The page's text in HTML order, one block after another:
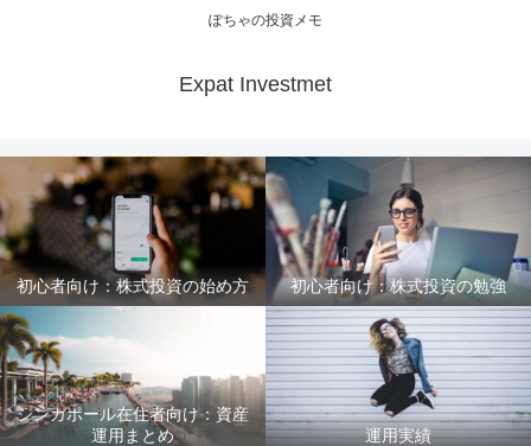
ぽちゃの投資メモ
Expat Investmet
初心者向け：株式投資の始め方 初心者向け：株式投資の勉強
シンガポール在住者向け：資産
運用まとめ
運用実績